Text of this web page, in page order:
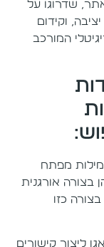
שדרוגו על
וקידום
המורכב
מפתח
אורגנית
כזו
ליצור קישורים